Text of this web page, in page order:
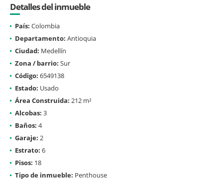
Detalles del inmueble
País: Colombia
Departamento: Antioquia
Ciudad: Medellín
Zona / barrio: Sur
Código: 6549138
Estado: Usado
Área Construida: 212 m²
Alcobas: 3
Baños: 4
Garaje: 2
Estrato: 6
Pisos: 18
Tipo de inmueble: Penthouse